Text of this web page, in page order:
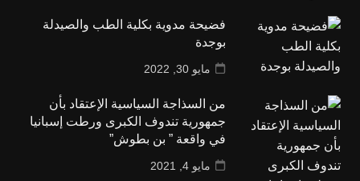
فضيحة مدوية بكلية الطب والصيدلة
بوجدة
مايو 30, 2022
من السذاجة السياسية الإعتقاد بأن
جمهورية تندوف الكبرى ورطت إسبانيا
في واقعة ” بن بطوش”
مايو 4, 2021